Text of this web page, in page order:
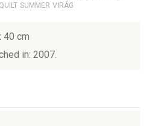
QUILT SUMMER VIRÁG
40 cm
in: 2007.